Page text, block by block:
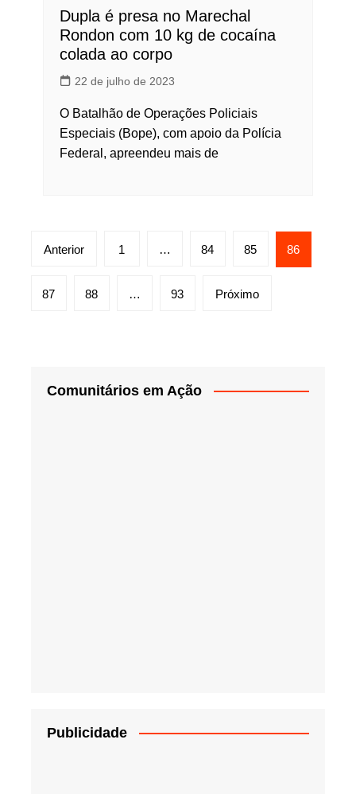
Dupla é presa no Marechal
Rondon com 10 kg de cocaína
colada ao corpo
22 de julho de 2023
O Batalhão de Operações Policiais
Especiais (Bope), com apoio da Polícia
Federal, apreendeu mais de
Paginação
posts
Anterior 1 … 84 85 86
87 88 … 93 Próximo
Comunitários em Ação
Publicidade